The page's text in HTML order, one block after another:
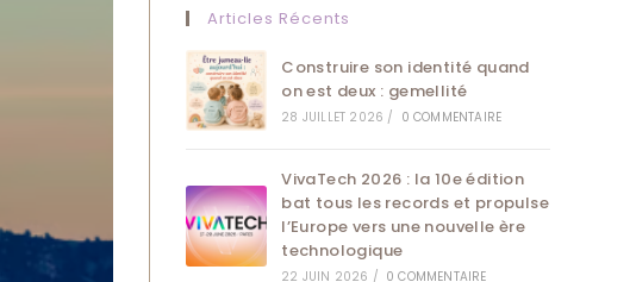
Articles Récents
Construire son identité quand
on est deux : gemellité
28 JUILLET 2026 / 0 COMMENTAIRE
VivaTech 2026 : la 10e édition
bat tous les records et propulse
l’Europe vers une nouvelle ère
technologique
22 JUIN 2026 / 0 COMMENTAIRE